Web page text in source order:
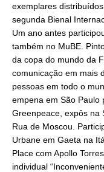
exemplares
segunda Bienal
Um ano antes
também no MuBE.
da copa do mundo da
comunicação em mais
pessoas em todo o
empena em São Paulo
Greenpeace, expôs na
Rua de Moscou.
Urbane em Gaeta na
Place com Apollo
individual